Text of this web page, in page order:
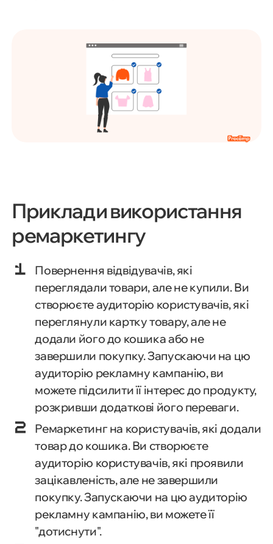
Приклади використання
ремаркетингу
Повернення відвідувачів, які
переглядали товари, але не купили. Ви
створюєте аудиторію користувачів, які
переглянули картку товару, але не
додали його до кошика або не
завершили покупку. Запускаючи на цю
аудиторію рекламну кампанію, ви
можете підсилити її інтерес до продукту,
розкривши додаткові його переваги.
Ремаркетинг на користувачів, які додали
товар до кошика. Ви створюєте
аудиторію користувачів, які проявили
зацікавленість, але не завершили
покупку. Запускаючи на цю аудиторію
рекламну кампанію, ви можете її
"дотиснути".